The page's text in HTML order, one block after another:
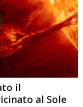
il
al Sole